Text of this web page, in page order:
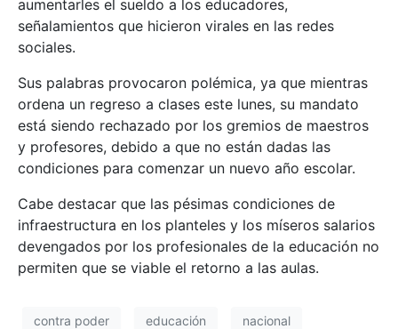
aumentarles el sueldo a los educadores,
señalamientos que hicieron virales en las redes
sociales.
Sus palabras provocaron polémica, ya que mientras
ordena un regreso a clases este lunes, su mandato
está siendo rechazado por los gremios de maestros
y profesores, debido a que no están dadas las
condiciones para comenzar un nuevo año escolar.
Cabe destacar que las pésimas condiciones de
infraestructura en los planteles y los míseros salarios
devengados por los profesionales de la educación no
permiten que se viable el retorno a las aulas.
contra poder educación nacional